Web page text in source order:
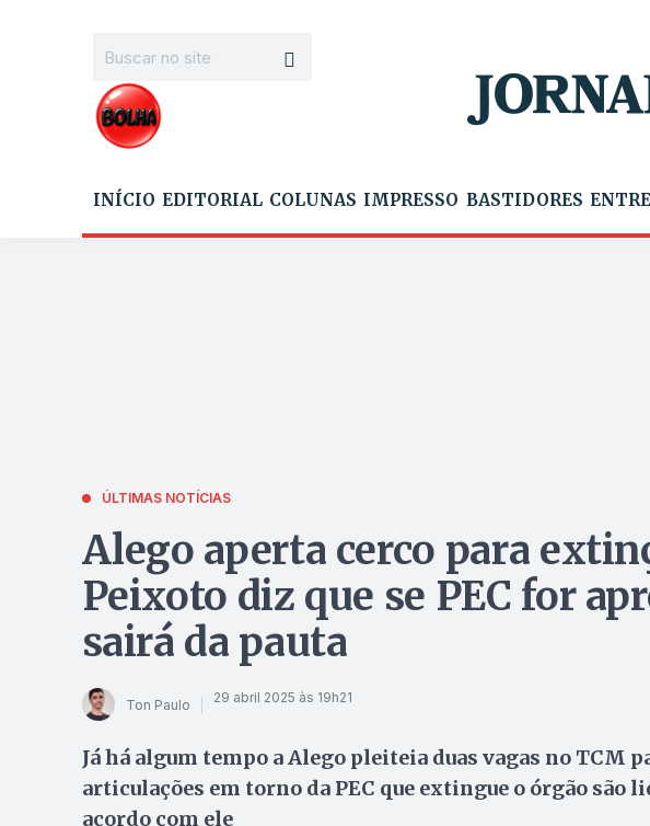
INÍCIO EDITORIAL COLUNAS IMPRESSO BASTIDORES
ÚLTIMAS NOTÍCIAS
Alego aperta cerco para
Peixoto diz que se PEC for
sairá da pauta
Ton Paulo 29 abril 2025 às 19h21
Já há algum tempo a Alego pleiteia duas vagas no TCM
articulações em torno da PEC que extingue o órgão são
acordo com ele